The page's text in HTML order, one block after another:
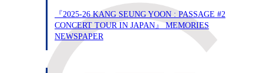
『2025-26 KANG SEUNG YOON : PASSAGE #2
CONCERT TOUR IN JAPAN』 MEMORIES
NEWSPAPER